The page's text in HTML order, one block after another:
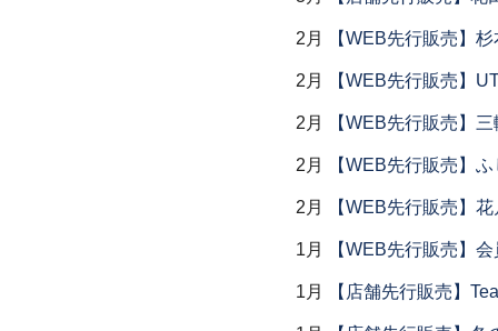
2月 【WEB先行販売】
2月 【WEB先行販売】
2月 【WEB先行販売】
2月 【WEB先行販売】
2月 【WEB先行販売】
1月 【WEB先行販売】
1月 【店舗先行販売】